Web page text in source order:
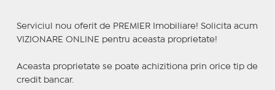
Serviciul nou oferit de PREMIER Imobiliare! Solicita acum
VIZIONARE ONLINE pentru aceasta proprietate!
Aceasta proprietate se poate achizitiona prin orice tip de
credit bancar.